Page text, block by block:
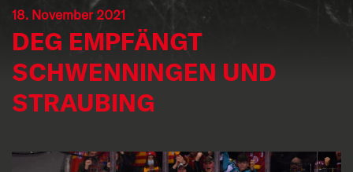
18. November 2021
DEG EMPFÄNGT
SCHWENNINGEN UND
STRAUBING